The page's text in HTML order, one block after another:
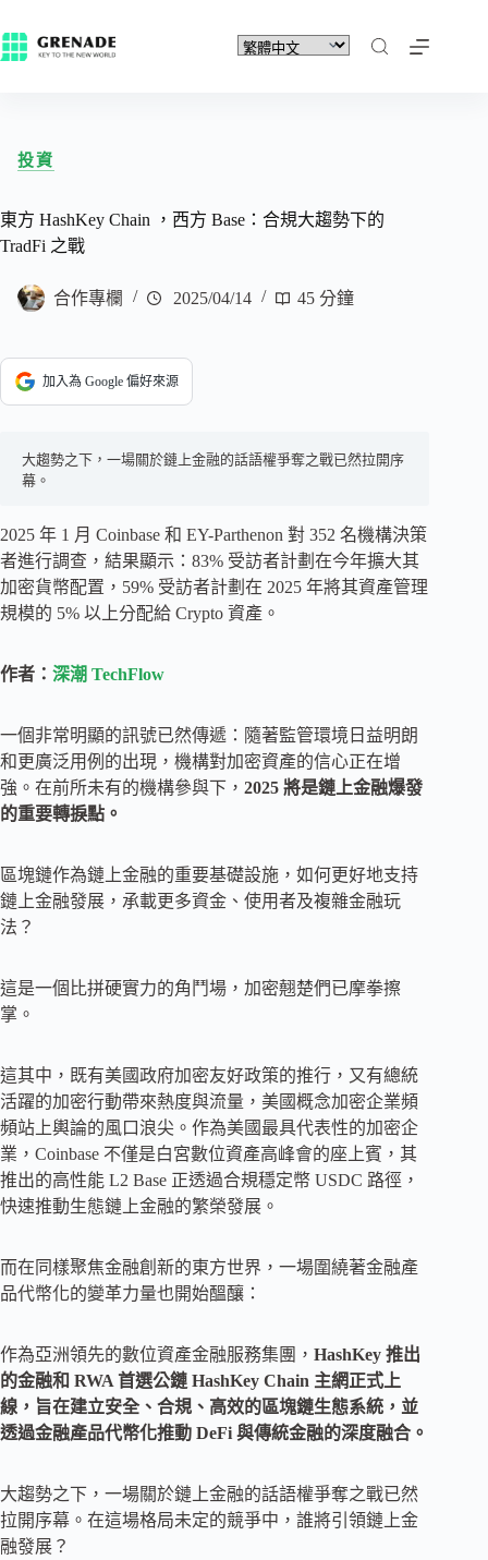
投資
東方 HashKey Chain ，西方 Base：合規大趨勢下的
TradFi 之戰
合作專欄 2025/04/14 45 分鐘
加入為 Google 偏好來源
大趨勢之下，一場關於鏈上金融的話語權爭奪之戰已然拉開序
幕。
2025 年 1 月 Coinbase 和 EY-Parthenon 對 352 名機構決策
者進行調查，結果顯示：83% 受訪者計劃在今年擴大其
加密貨幣配置，59% 受訪者計劃在 2025 年將其資產管理
規模的 5% 以上分配給 Crypto 資產。
作者： 深潮 TechFlow
一個非常明顯的訊號已然傳遞：隨著監管環境日益明朗
和更廣泛用例的出現，機構對加密資產的信心正在增
強。在前所未有的機構參與下， 2025 將是鏈上金融爆發
的重要轉捩點。
區塊鏈作為鏈上金融的重要基礎設施，如何更好地支持
鏈上金融發展，承載更多資金、使用者及複雜金融玩
法？
這是一個比拼硬實力的角鬥場，加密翹楚們已摩拳擦
掌。
這其中，既有美國政府加密友好政策的推行，又有總統
活躍的加密行動帶來熱度與流量，美國概念加密企業頻
頻站上輿論的風口浪尖。作為美國最具代表性的加密企
業，Coinbase 不僅是白宮數位資產高峰會的座上賓，其
推出的高性能 L2 Base 正透過合規穩定幣 USDC 路徑，
快速推動生態鏈上金融的繁榮發展。
而在同樣聚焦金融創新的東方世界，一場圍繞著金融產
品代幣化的變革力量也開始醞釀：
作為亞洲領先的數位資產金融服務集團， HashKey 推出
的金融和 RWA 首選公鏈 HashKey Chain 主網正式上
線，旨在建立安全、合規、高效的區塊鏈生態系統，並
透過金融產品代幣化推動 DeFi 與傳統金融的深度融合。
大趨勢之下，一場關於鏈上金融的話語權爭奪之戰已然
拉開序幕。在這場格局未定的競爭中，誰將引領鏈上金
融發展？